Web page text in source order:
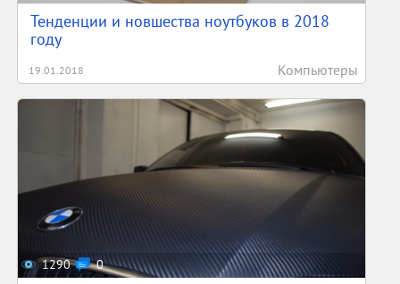
Тенденции и новшества ноутбуков в 2018
году
19.01.2018 Компьютеры
1290 0